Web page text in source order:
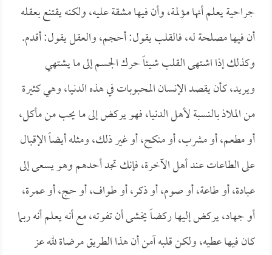
جراحية يعلم أنها مؤلمة، وأن فيها مشقة عليه، ولكنه يقتنع بعقله
أن فيها مصلحة له، فالقلب يقول: أحجم، والعقل يقول: أقدم.
وكذلك إذا اشتهى القلب شيئاً حرك الجسم إلى ما يشتهي
ويريد، كأن يقصد الإنسان المحبوبات في هذه الدنيا، وهي كثيرة
من الملاذ بالنسبة لأهل الدنيا، فهو يركض إلى ما يحب من مأكل،
أو مطعم، أو مشرب، أو منكح، أو غير ذلك، ومثله أيضاً الإقبال
على الطاعات عند أهل الآخرة، فإنك تجد أحدهم وهو يسعى إلى
عبادة، أو طاعة، أو صوم، أو ذكر، أو طواف، أو حج، أو عمرة،
أو جهاد، يركض إليها ركضاً يخشى أن تفوته، مع أنه يعلم أنه ربما
كان فيها عطيه، ولكن قلبه آمن أن هذا الطريق مرضاة لله عز